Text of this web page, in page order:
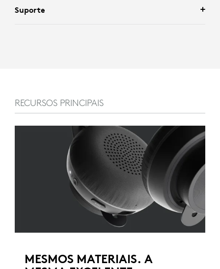
Suporte
RECURSOS PRINCIPAIS
MESMOS MATERIAIS. A